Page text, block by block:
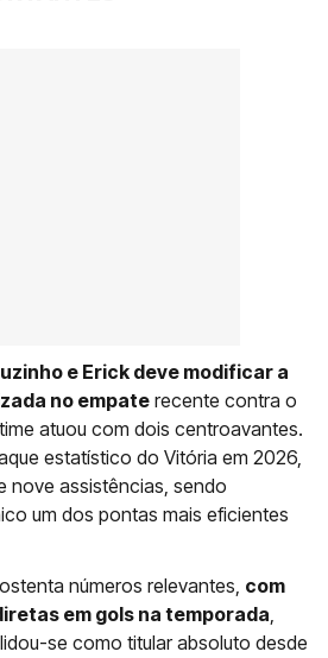
e Erick deve modificar a
no empate recente contra o
atuou com dois centroavantes.
estatístico do Vitória em 2026,
nove assistências, sendo
um dos pontas mais eficientes
números relevantes, com
em gols na temporada,
se como titular absoluto desde